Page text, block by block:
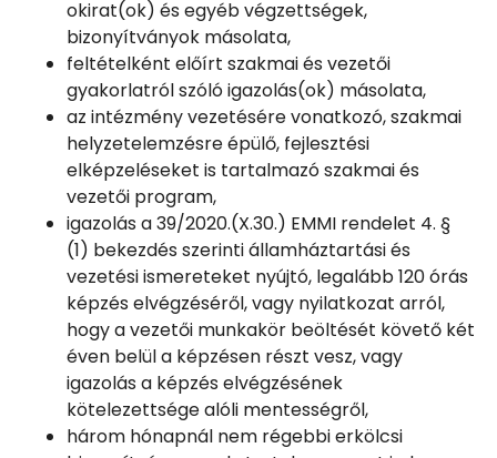
okirat(ok) és egyéb végzettségek,
bizonyítványok másolata,
feltételként előírt szakmai és vezetői
gyakorlatról szóló igazolás(ok) másolata,
az intézmény vezetésére vonatkozó, szakmai
helyzetelemzésre épülő, fejlesztési
elképzeléseket is tartalmazó szakmai és
vezetői program,
igazolás a 39/2020.(X.30.) EMMI rendelet 4. §
(1) bekezdés szerinti államháztartási és
vezetési ismereteket nyújtó, legalább 120 órás
képzés elvégzéséről, vagy nyilatkozat arról,
hogy a vezetői munkakör beöltését követő két
éven belül a képzésen részt vesz, vagy
igazolás a képzés elvégzésének
kötelezettsége alóli mentességről,
három hónapnál nem régebbi erkölcsi